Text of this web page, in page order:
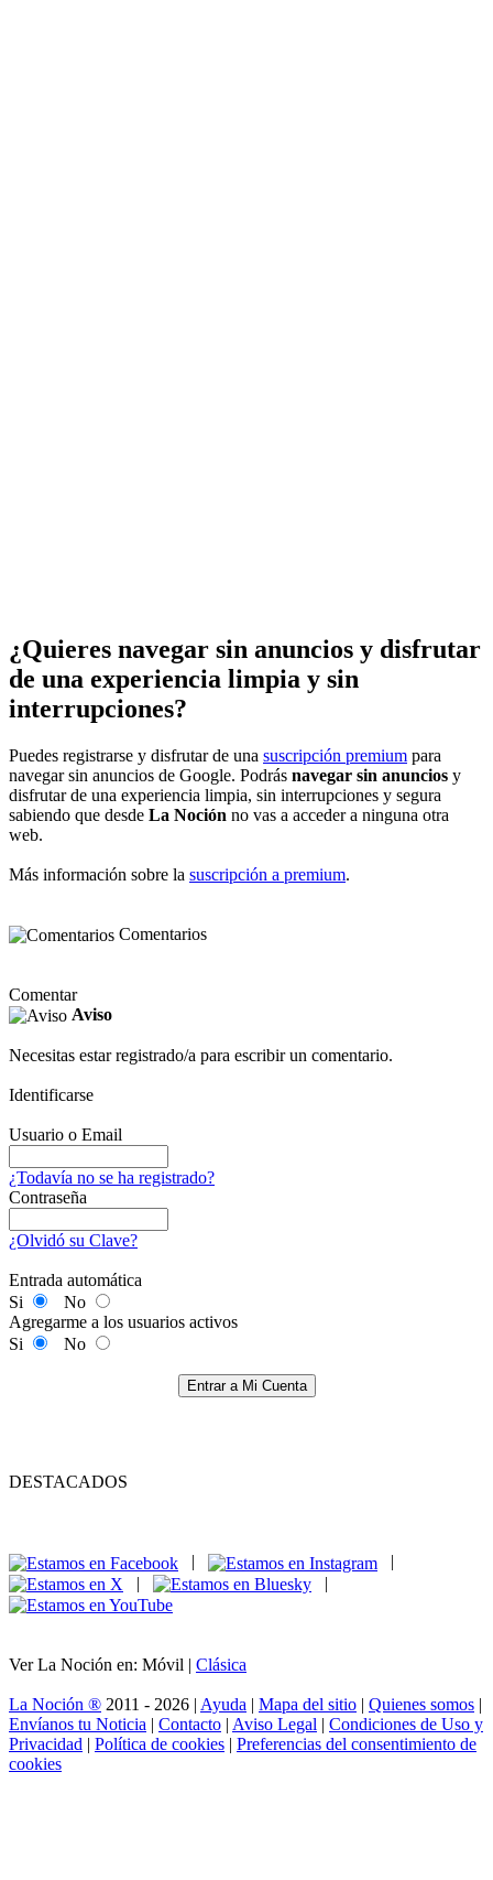
¿Quieres navegar sin anuncios y disfrutar
de una experiencia limpia y sin
interrupciones?
Puedes registrarse y disfrutar de una suscripción premium para
navegar sin anuncios de Google. Podrás navegar sin anuncios y
disfrutar de una experiencia limpia, sin interrupciones y segura
sabiendo que desde La Noción no vas a acceder a ninguna otra
web.
Más información sobre la suscripción a premium.
Comentarios
Comentar
Aviso
Necesitas estar registrado/a para escribir un comentario.
Identificarse
Usuario o Email
¿Todavía no se ha registrado?
Contraseña
¿Olvidó su Clave?
Entrada automática
Si
No
Agregarme a los usuarios activos
Si
No
Entrar a Mi Cuenta
DESTACADOS
|
|
Ver La Noción en: Móvil | Clásica
La Noción ® 2011 - 2026 | Ayuda | Mapa del sitio | Quienes somos |
Envíanos tu Noticia | Contacto | Aviso Legal | Condiciones de Uso y
Privacidad | Política de cookies | Preferencias del consentimiento de
cookies